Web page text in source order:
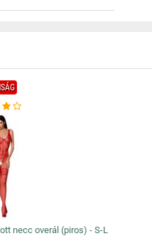
necc overál (piros) - S-L